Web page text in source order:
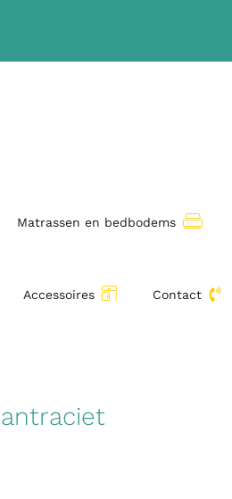
Matrassen en bedbodems
Accessoires Contact